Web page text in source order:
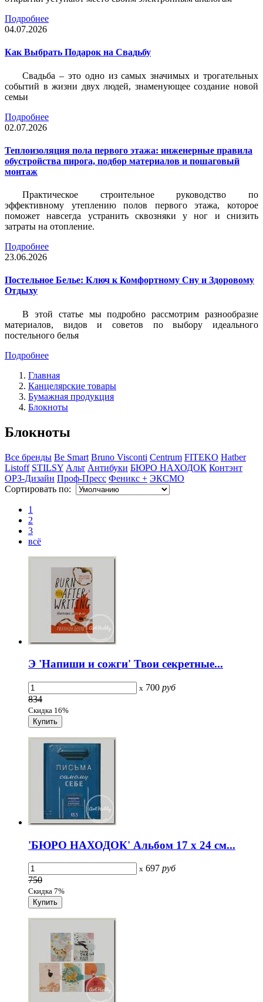
Подробнее
04.07.2026
Как Выбрать Подарок на Свадьбу
Свадьба – это одно из самых значимых и трогательных
событий в жизни двух людей, знаменующее создание новой
семьи
Подробнее
02.07.2026
Теплоизоляция пола первого этажа: инженерные правила
обустройства пирога, подбор материалов и пошаговый
монтаж
Практическое строительное руководство по
эффективному утеплению полов первого этажа, которое
поможет навсегда устранить сквозняки у ног и снизить
затраты на отопление.
Подробнее
23.06.2026
Постельное Белье: Ключ к Комфортному Сну и Здоровому
Отдыху
В этой статье мы подробно рассмотрим разнообразие
материалов, видов и советов по выбору идеального
постельного белья
Подробнее
Главная
Канцелярские товары
Бумажная продукция
Блокноты
Блокноты
Все бренды Be Smart Bruno Visconti Centrum FITEKO Hatber
Listoff STILSY Альт Антибуки БЮРО НАХОДОК Контэнт
ОРЗ-Дизайн Проф-Пресс Феникс + ЭКСМО
Сортировать по:
1
2
3
всё
Э 'Напиши и сожги' Твои секретные...
x 700 руб
834
Скидка 16%
'БЮРО НАХОДОК' Альбом 17 x 24 см...
x 697 руб
750
Скидка 7%